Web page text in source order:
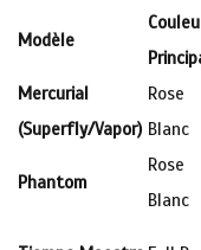
Modèle
Mercurial
(Superfly/Vapor) Blanc
Phantom
Blanc